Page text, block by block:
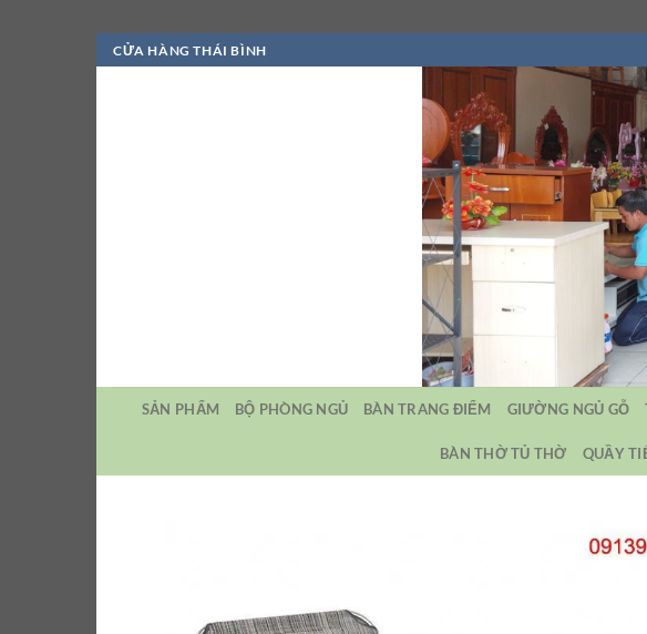
Bỏ
qua
CỬA HÀNG THÁI BÌNH
SẢN PHẨM BỘ PHÒNG NGỦ BÀN TRANG ĐIỂM GIƯỜNG NGỦ GỖ
BÀN THỜ TỦ THỜ QUẦY